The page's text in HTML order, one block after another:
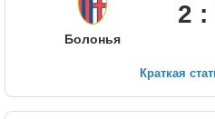
Болонья
2 :
Краткая